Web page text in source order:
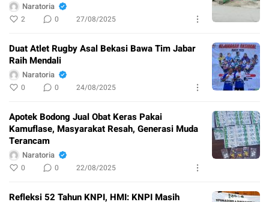
Naratoria
2 0 27/08/2025
Duat Atlet Rugby Asal Bekasi Bawa Tim Jabar
Raih Mendali
Naratoria
0 0 24/08/2025
Apotek Bodong Jual Obat Keras Pakai
Kamuflase, Masyarakat Resah, Generasi Muda
Terancam
Naratoria
0 0 22/08/2025
Refleksi 52 Tahun KNPI, HMI: KNPI Masih